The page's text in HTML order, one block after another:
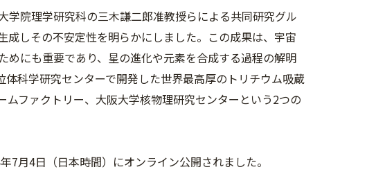
院理学研究科の三木謙二郎准教授らによる共同研究グル
しその不安定性を明らかにしました。この成果は、宇宙
にも重要であり、星の進化や元素を合成する過程の解明
科学研究センターで開発した世界最高厚のトリチウム吸蔵
ファクトリー、大阪大学核物理研究センターという2つの
月4日（日本時間）にオンライン公開されました。